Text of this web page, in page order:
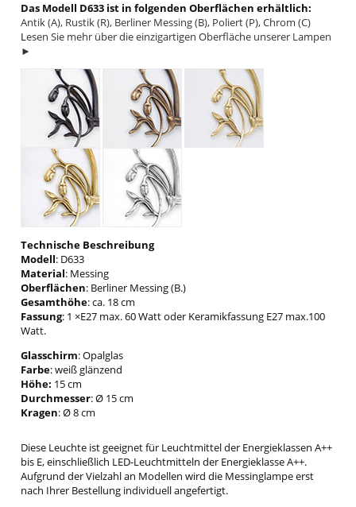
Das Modell D633 ist in folgenden Oberflächen erhältlich:
Antik (A), Rustik (R), Berliner Messing (B), Poliert (P), Chrom (C)
Lesen Sie mehr über die einzigartigen Oberfläche unserer Lampen
►
Technische Beschreibung
Modell: D633
Material: Messing
Oberflächen: Berliner Messing (B.)
Gesamthöhe: ca. 18 cm
Fassung: 1 ×E27 max. 60 Watt oder Keramikfassung E27 max.100
Watt.
Glasschirm: Opalglas
Farbe: weiß glänzend
Höhe: 15 cm
Durchmesser: Ø 15 cm
Kragen: Ø 8 cm
Diese Leuchte ist geeignet für Leuchtmittel der Energieklassen A++
bis E, einschließlich LED-Leuchtmitteln der Energieklasse A++.
Aufgrund der Vielzahl an Modellen wird die Messinglampe erst
nach Ihrer Bestellung individuell angefertigt.